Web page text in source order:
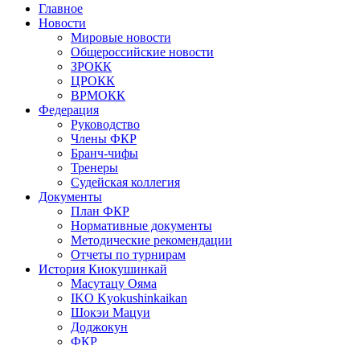
Главное
Новости
Мировые новости
Общероссийские новости
ЗРОКК
ЦРОКК
ВРМОКК
Федерация
Руководство
Члены ФКР
Бранч-чифы
Тренеры
Судейская коллегия
Документы
План ФКР
Нормативные документы
Методические рекомендации
Отчеты по турнирам
История Киокушинкай
Масутацу Ояма
IKO Kyokushinkaikan
Шокэи Мацуи
Доджокун
ФКР